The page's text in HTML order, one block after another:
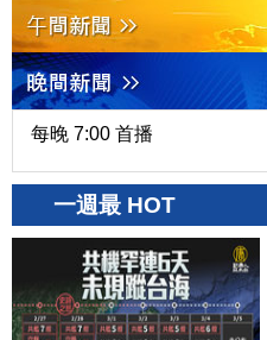
每晚 7:00 首播
一週最 HOT